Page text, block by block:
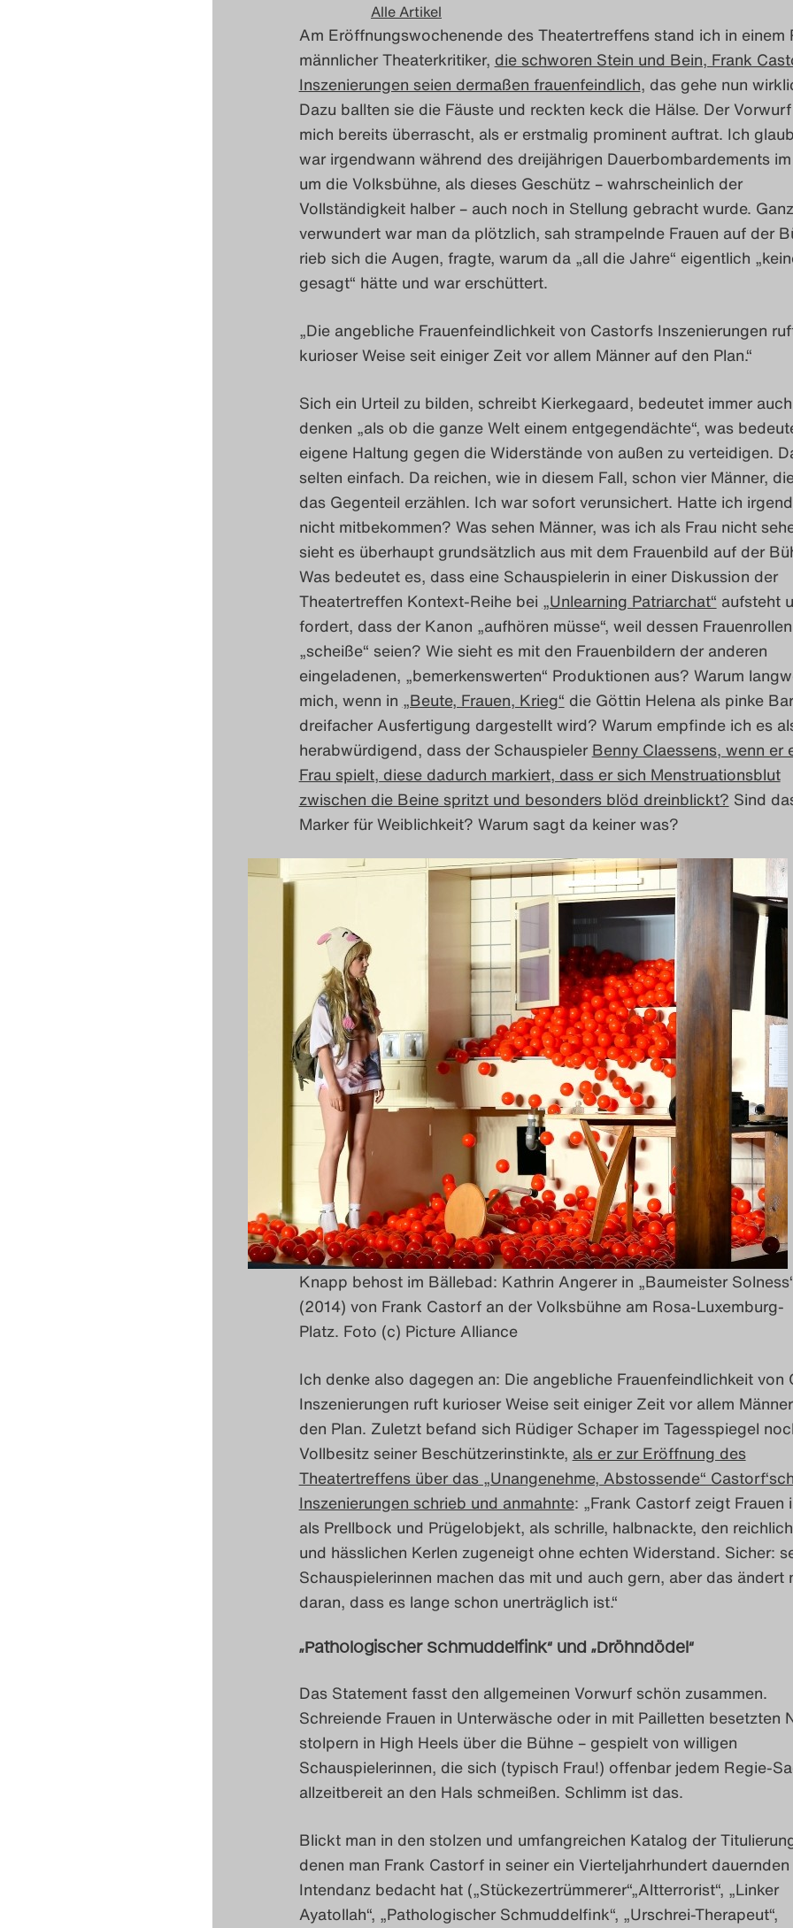
Alle Artikel
Am Eröffnungswochenende des Theatertreffens stand ich in einem
männlicher Theaterkritiker, die schworen Stein und Bein, Frank
Inszenierungen seien dermaßen frauenfeindlich, das gehe nun
Dazu ballten sie die Fäuste und reckten keck die Hälse. Der
mich bereits überrascht, als er erstmalig prominent auftrat. Ich
war irgendwann während des dreijährigen Dauerbombardements
um die Volksbühne, als dieses Geschütz – wahrscheinlich der
Vollständigkeit halber – auch noch in Stellung gebracht wurde. Ganz
verwundert war man da plötzlich, sah strampelnde Frauen auf der
rieb sich die Augen, fragte, warum da „all die Jahre“ eigentlich
gesagt“ hätte und war erschüttert.
„Die angebliche Frauenfeindlichkeit von Castorfs Inszenierungen
kurioser Weise seit einiger Zeit vor allem Männer auf den Plan.“
Sich ein Urteil zu bilden, schreibt Kierkegaard, bedeutet immer
denken „als ob die ganze Welt einem entgegendächte“, was
eigene Haltung gegen die Widerstände von außen zu verteidigen.
selten einfach. Da reichen, wie in diesem Fall, schon vier Männer,
das Gegenteil erzählen. Ich war sofort verunsichert. Hatte ich
nicht mitbekommen? Was sehen Männer, was ich als Frau nicht
sieht es überhaupt grundsätzlich aus mit dem Frauenbild auf der
Was bedeutet es, dass eine Schauspielerin in einer Diskussion der
Theatertreffen Kontext-Reihe bei „Unlearning Patriarchat“ aufsteht
fordert, dass der Kanon „aufhören müsse“, weil dessen Frauenrollen
„scheiße“ seien? Wie sieht es mit den Frauenbildern der anderen
eingeladenen, „bemerkenswerten“ Produktionen aus? Warum
mich, wenn in „Beute, Frauen, Krieg“ die Göttin Helena als pinke
dreifacher Ausfertigung dargestellt wird? Warum empfinde ich es
herabwürdigend, dass der SchauspielerBenny Claessens, wenn er
Frau spielt, diese dadurch markiert, dass er sich Menstruationsblut
zwischen die Beine spritzt und besonders blöd dreinblickt? Sind
Marker für Weiblichkeit? Warum sagt da keiner was?
Knapp behost im Bällebad: Kathrin Angerer in „Baumeister
(2014) von Frank Castorf an der Volksbühne am Rosa-Luxemburg-
Platz. Foto (c) Picture Alliance
Ich denke also dagegen an: Die angebliche Frauenfeindlichkeit von
Inszenierungen ruft kurioser Weise seit einiger Zeit vor allem
den Plan. Zuletzt befand sich Rüdiger Schaper im Tagesspiegel
Vollbesitz seiner Beschützerinstinkte, als er zur Eröffnung des
Theatertreffens über das „Unangenehme, Abstossende“
Inszenierungen schrieb und anmahnte: „Frank Castorf zeigt Frauen
als Prellbock und Prügelobjekt, als schrille, halbnackte, den
und hässlichen Kerlen zugeneigt ohne echten Widerstand. Sicher:
Schauspielerinnen machen das mit und auch gern, aber das ändert
daran, dass es lange schon unerträglich ist.“
„Pathologischer Schmuddelfink“ und „Dröhndödel“
Das Statement fasst den allgemeinen Vorwurf schön zusammen.
Schreiende Frauen in Unterwäsche oder in mit Pailletten besetzten
stolpern in High Heels über die Bühne – gespielt von willigen
Schauspielerinnen, die sich (typisch Frau!) offenbar jedem Regie-
allzeitbereit an den Hals schmeißen. Schlimm ist das.
Blickt man in den stolzen und umfangreichen Katalog der
denen man Frank Castorf in seiner ein Vierteljahrhundert dauernden
Intendanz bedacht hat („Stückezertrümmerer“„Altterrorist“, „Linker
Ayatollah“, „Pathologischer Schmuddelfink“, „Urschrei-Therapeut“,